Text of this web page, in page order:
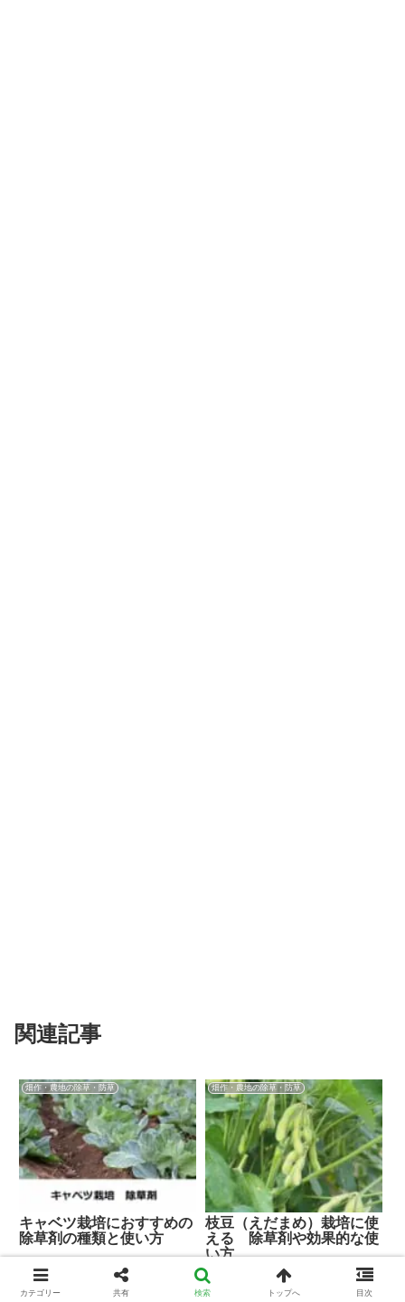
関連記事
畑作・農地の除草・防草
キャベツ栽培におすすめの
除草剤の種類と使い方
農家web編集部
畑作・農地の除草・防草
枝豆（えだまめ）栽培に使
える 除草剤や効果的な使
い方
農家web編集部
カテゴリー 共有 検索 トップへ 目次